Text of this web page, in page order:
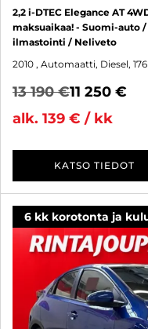
2,2 i-DTEC Elegance AT
maksuaikaa! - Suomi-auto
ilmastointi / Neliveto
2010 , Automaatti, Diesel,
13 190 €11 250 €
alk. 139 € / kk
KATSO TIEDOT
6 kk korotonta ja